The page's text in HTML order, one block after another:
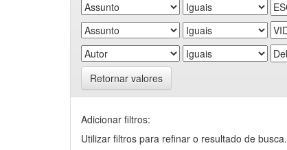
Retornar valores
Adicionar filtros:
Utilizar filtros para refinar o resultado de busca.